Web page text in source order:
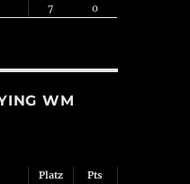
7 0
WM
Platz
Pts